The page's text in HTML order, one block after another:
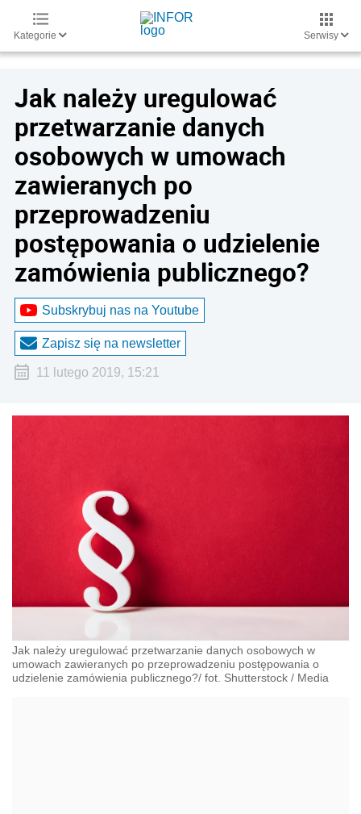
Kategorie Serwisy
Jak należy uregulować
przetwarzanie danych
osobowych w umowach
zawieranych po
przeprowadzeniu
postępowania o udzielenie
zamówienia publicznego?
Subskrybuj nas na Youtube
Zapisz się na newsletter
11 lutego 2019, 15:21
Jak należy uregulować przetwarzanie danych osobowych w
umowach zawieranych po przeprowadzeniu postępowania o
udzielenie zamówienia publicznego?/ fot. Shutterstock / Media